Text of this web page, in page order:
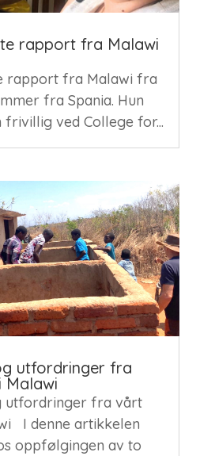
rapport fra Malawi
rapport fra Malawi fra
fra Spania. Hun
ved College for...
utfordringer fra
Malawi
utfordringer fra vårt
I denne artikkelen
oppfølgingen av to